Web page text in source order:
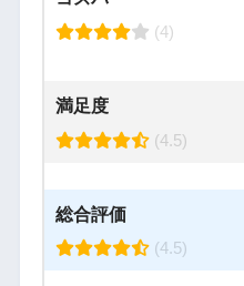
(4)
満足度
(4.5)
総合評価
(4.5)